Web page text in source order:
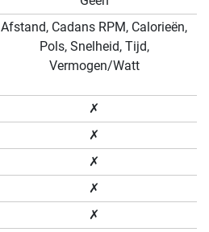
Afstand, Cadans RPM, Calorieën,
Pols, Snelheid, Tijd,
Vermogen/Watt
✗
✗
✗
✗
✗